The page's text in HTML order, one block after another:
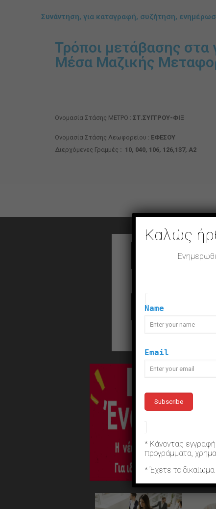
Συνάντηση, για καταγραφή, συζήτηση,
Τρόποι μετάβασης στα
Μέσα Μαζικής
Ονομασία Στάσης ΜΕΤΡΟ : ΣΤ.ΣΥΓΓΡΟΥ-ΦΙΞ
Ονομασία Στάσης Λεωφορείου : ΕΦΕΣΟΥ
Διερχόμενες Γραμμές : 10, 040, 106, 126,137, Α2
Καλώς
Name
Email
* Κάνοντας
προγράμματα,
* Έχετε το